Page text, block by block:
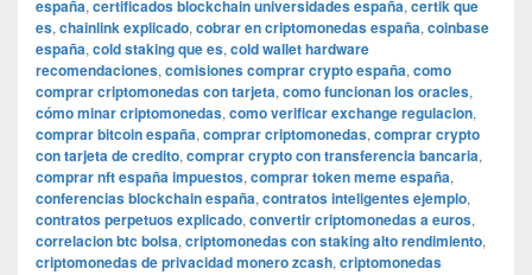
españa, certificados blockchain universidades españa, certik que
es, chainlink explicado, cobrar en criptomonedas españa, coinbase
españa, cold staking que es, cold wallet hardware
recomendaciones, comisiones comprar crypto españa, como
comprar criptomonedas con tarjeta, como funcionan los oracles,
cómo minar criptomonedas, como verificar exchange regulacion,
comprar bitcoin españa, comprar criptomonedas, comprar crypto
con tarjeta de credito, comprar crypto con transferencia bancaria,
comprar nft españa impuestos, comprar token meme españa,
conferencias blockchain españa, contratos inteligentes ejemplo,
contratos perpetuos explicado, convertir criptomonedas a euros,
correlacion btc bolsa, criptomonedas con staking alto rendimiento,
criptomonedas de privacidad monero zcash, criptomonedas